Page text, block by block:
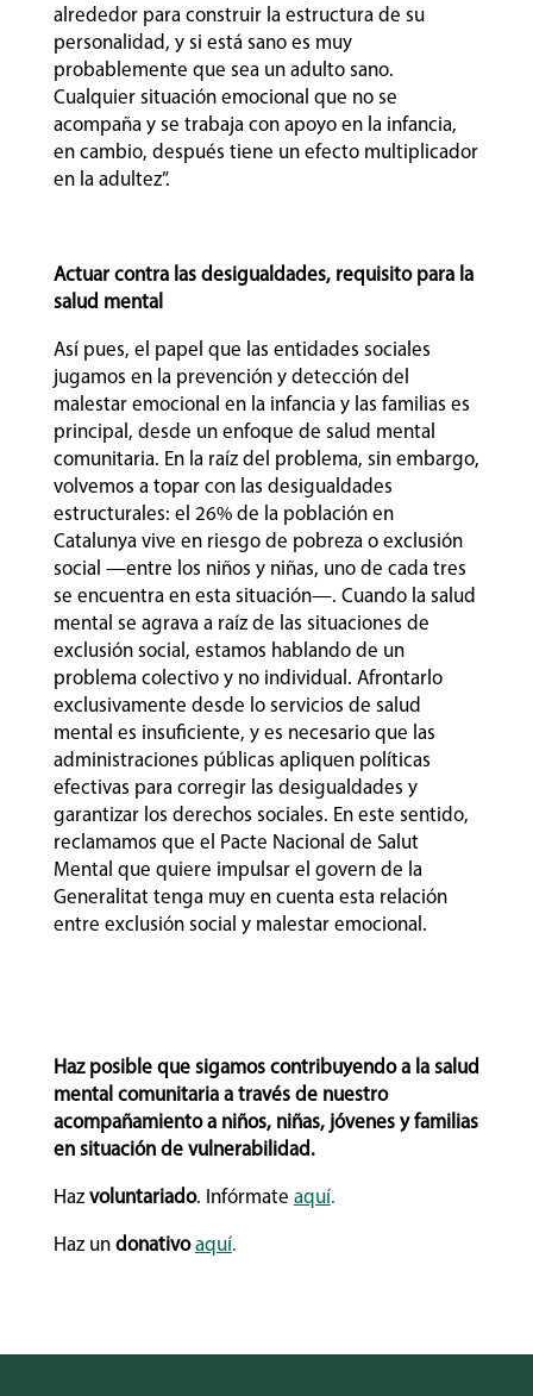
alrededor para construir la estructura de su
personalidad, y si está sano es muy
probablemente que sea un adulto sano.
Cualquier situación emocional que no se
acompaña y se trabaja con apoyo en la infancia,
en cambio, después tiene un efecto multiplicador
en la adultez”.
Actuar contra las desigualdades, requisito para la
salud mental
Así pues, el papel que las entidades sociales
jugamos en la prevención y detección del
malestar emocional en la infancia y las familias es
principal, desde un enfoque de salud mental
comunitaria. En la raíz del problema, sin embargo,
volvemos a topar con las desigualdades
estructurales: el 26% de la población en
Catalunya vive en riesgo de pobreza o exclusión
social —entre los niños y niñas, uno de cada tres
se encuentra en esta situación—. Cuando la salud
mental se agrava a raíz de las situaciones de
exclusión social, estamos hablando de un
problema colectivo y no individual. Afrontarlo
exclusivamente desde lo servicios de salud
mental es insuficiente, y es necesario que las
administraciones públicas apliquen políticas
efectivas para corregir las desigualdades y
garantizar los derechos sociales. En este sentido,
reclamamos que el Pacte Nacional de Salut
Mental que quiere impulsar el govern de la
Generalitat tenga muy en cuenta esta relación
entre exclusión social y malestar emocional.
Haz posible que sigamos contribuyendo a la salud
mental comunitaria a través de nuestro
acompañamiento a niños, niñas, jóvenes y familias
en situación de vulnerabilidad.
Haz voluntariado. Infórmate aquí.
Haz un donativo aquí.